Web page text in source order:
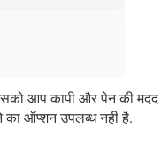
आप कापी और पेन की मदद
ऑप्शन उपलब्ध नही है.